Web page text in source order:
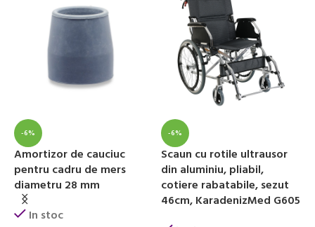
-6%
Amortizor de cauciuc
pentru cadru de mers
diametru 28 mm
In stoc
-6%
Scaun cu rotile ultrausor
din aluminiu, pliabil,
cotiere rabatabile, sezut
46cm, KaradenizMed G605